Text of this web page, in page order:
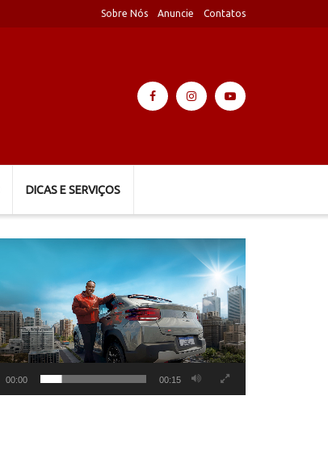
Sobre Nós Anuncie Contatos
DICAS E SERVIÇOS
00:00 00:15